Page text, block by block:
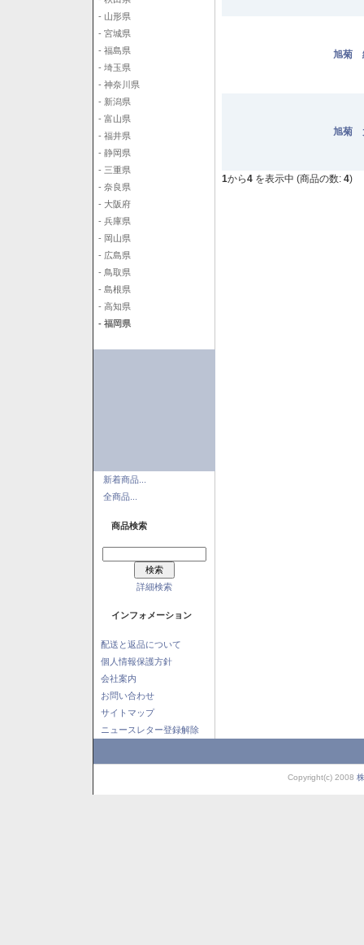
- 山形県
- 宮城県
- 福島県
- 埼玉県
- 神奈川県
- 新潟県
- 富山県
- 福井県
- 静岡県
- 三重県
- 奈良県
- 大阪府
- 兵庫県
- 岡山県
- 広島県
- 鳥取県
- 島根県
- 高知県
- 福岡県
新着商品...
全商品...
商品検索
詳細検索
インフォメーション
配送と返品について
個人情報保護方針
会社案内
お問い合わせ
サイトマップ
ニュースレター登録解除
旭菊
旭菊
1から4 を表示中 (商品の数: 4)
Copyright(c) 2008